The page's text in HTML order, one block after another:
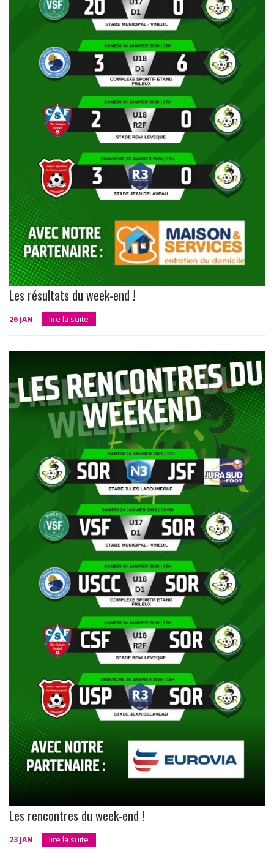
Les résultats du week-end !
26 JAN lire la suite
Les rencontres du week-end !
23 JAN lire la suite